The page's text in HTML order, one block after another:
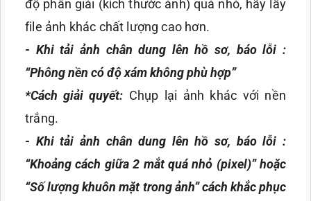
độ phân giải (kích thước ảnh) quá nhỏ, hãy lấy
file ảnh khác chất lượng cao hơn.
- Khi tải ảnh chân dung lên hồ sơ, báo lỗi :
“Phông nền có độ xám không phù hợp”
*Cách giải quyết: Chụp lại ảnh khác với nền
trắng.
- Khi tải ảnh chân dung lên hồ sơ, báo lỗi :
“Khoảng cách giữa 2 mắt quá nhỏ (pixel)” hoặc
“Số lượng khuôn mặt trong ảnh” cách khắc phục